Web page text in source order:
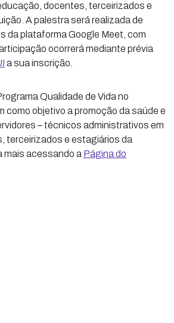
docentes, terceirizados e
A palestra será realizada de
da plataforma Google Meet, com
ocorrerá mediante prévia
a sua inscrição.
Qualidade de Vida no
como objetivo a promoção da saúde e
– técnicos administrativos em
terceirizados e estagiários da
mais acessando a Página do